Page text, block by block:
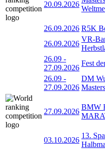
20.09.2026
26.09.2026 R5K
26.09.2026
VR-
26.09 -
27.09.2026
Fest
26.09 -
27.09.2026
DM
Masters
27.09.2026
BMW
03.10.2026
13.